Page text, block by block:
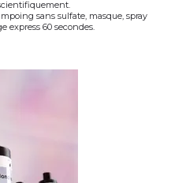
fibregrâce à un
(argan, macadamia, jojoba)pour
les cheveux.
:
sans sulfate, masque, spray
60 secondes.